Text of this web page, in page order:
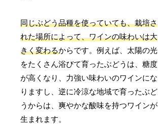
同じぶどう品種を使っていても、栽培さ
れた場所によって、ワインの味わいは大
きく変わるからです。例えば、太陽の光
をたくさん浴びて育ったぶどうは、糖度
が高くなり、力強い味わいのワインにな
りますし、逆に冷涼な地域で育ったぶど
うからは、爽やかな酸味を持つワインが
生まれます。